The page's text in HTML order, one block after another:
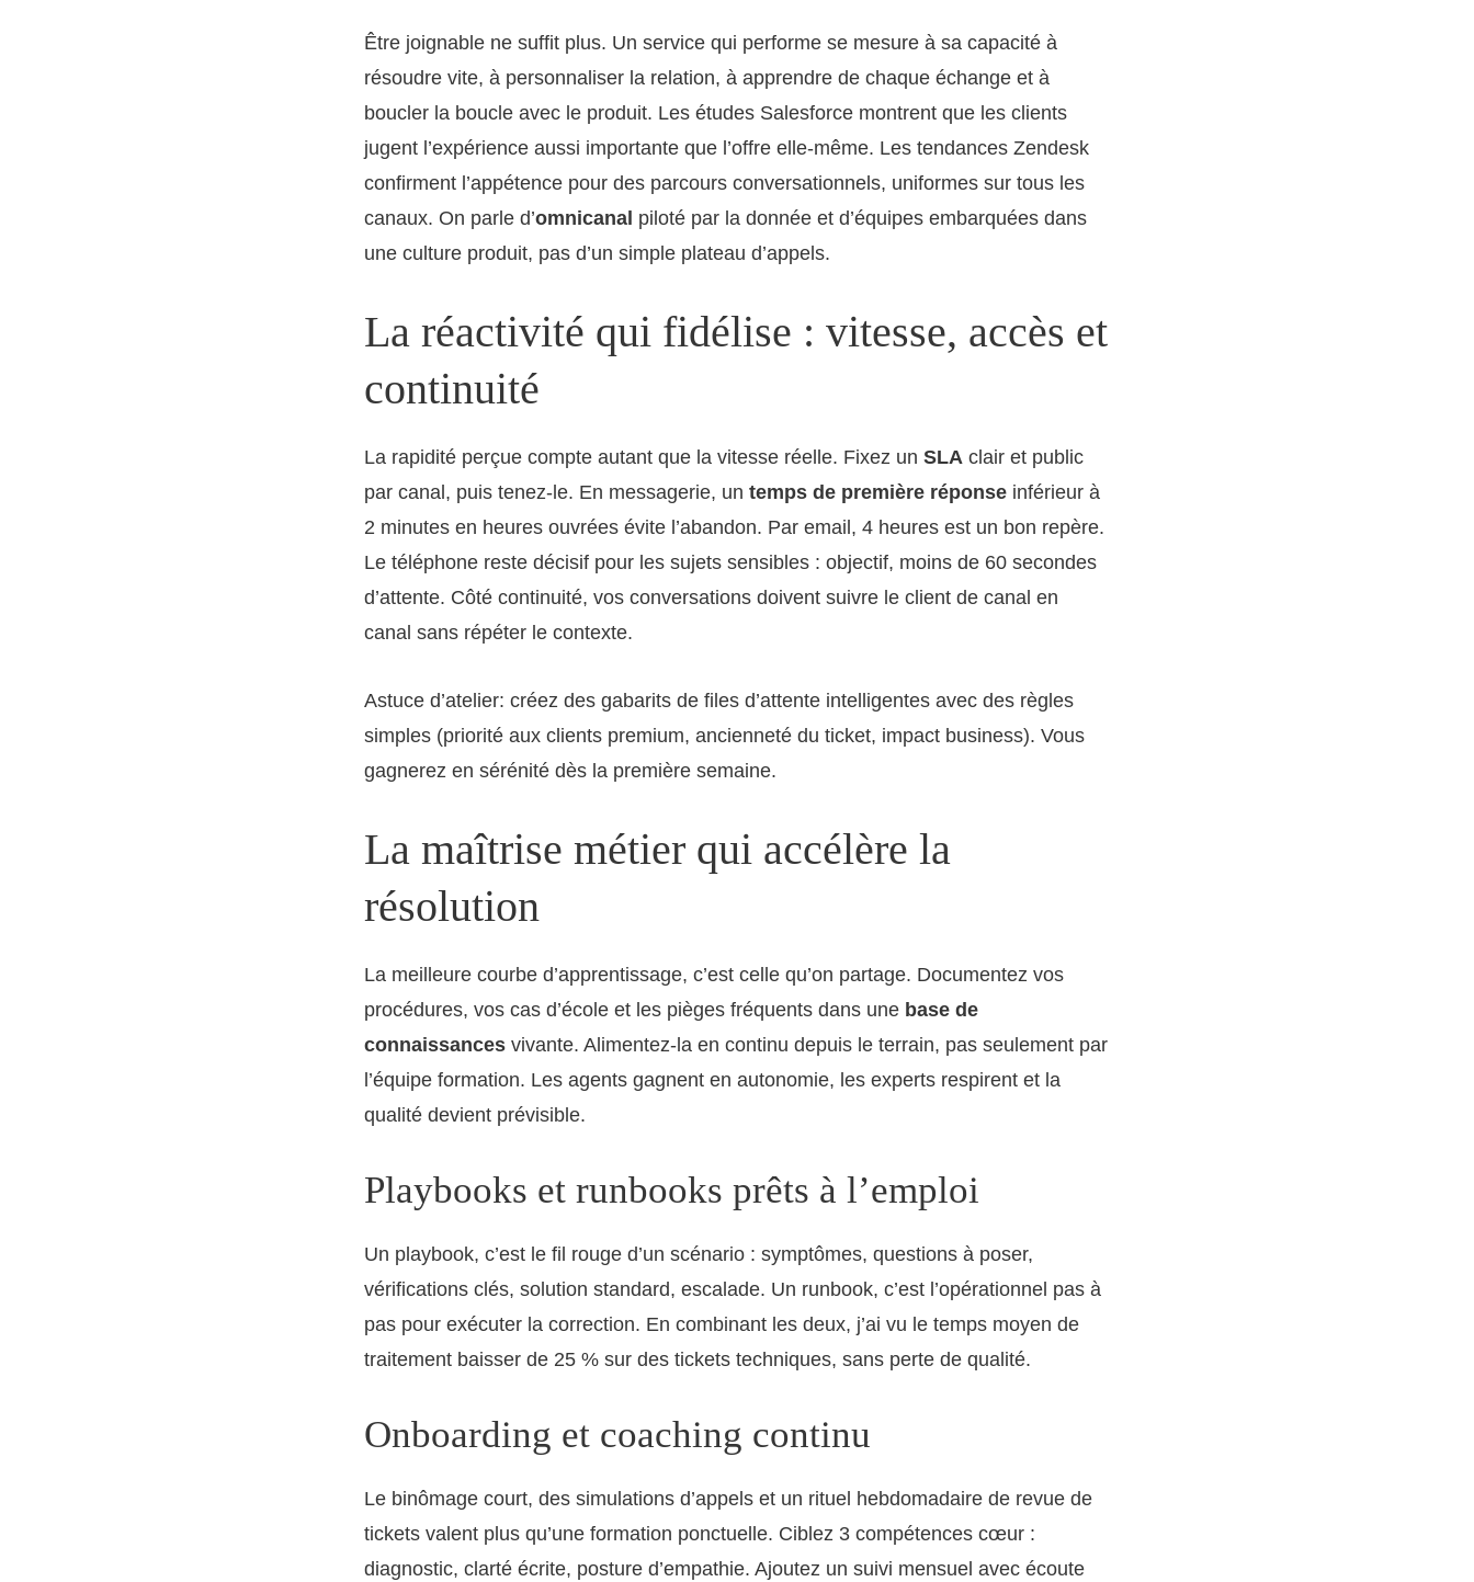
Être joignable ne suffit plus. Un service qui performe se mesure à sa capacité à
résoudre vite, à personnaliser la relation, à apprendre de chaque échange et à
boucler la boucle avec le produit. Les études Salesforce montrent que les clients
jugent l’expérience aussi importante que l’offre elle-même. Les tendances Zendesk
confirment l’appétence pour des parcours conversationnels, uniformes sur tous les
canaux. On parle d’omnicanal piloté par la donnée et d’équipes embarquées dans
une culture produit, pas d’un simple plateau d’appels.
La réactivité qui fidélise : vitesse, accès et
continuité
La rapidité perçue compte autant que la vitesse réelle. Fixez un SLA clair et public
par canal, puis tenez-le. En messagerie, un temps de première réponse inférieur à
2 minutes en heures ouvrées évite l’abandon. Par email, 4 heures est un bon repère.
Le téléphone reste décisif pour les sujets sensibles : objectif, moins de 60 secondes
d’attente. Côté continuité, vos conversations doivent suivre le client de canal en
canal sans répéter le contexte.
Astuce d’atelier: créez des gabarits de files d’attente intelligentes avec des règles
simples (priorité aux clients premium, ancienneté du ticket, impact business). Vous
gagnerez en sérénité dès la première semaine.
La maîtrise métier qui accélère la
résolution
La meilleure courbe d’apprentissage, c’est celle qu’on partage. Documentez vos
procédures, vos cas d’école et les pièges fréquents dans une base de
connaissances vivante. Alimentez-la en continu depuis le terrain, pas seulement par
l’équipe formation. Les agents gagnent en autonomie, les experts respirent et la
qualité devient prévisible.
Playbooks et runbooks prêts à l’emploi
Un playbook, c’est le fil rouge d’un scénario : symptômes, questions à poser,
vérifications clés, solution standard, escalade. Un runbook, c’est l’opérationnel pas à
pas pour exécuter la correction. En combinant les deux, j’ai vu le temps moyen de
traitement baisser de 25 % sur des tickets techniques, sans perte de qualité.
Onboarding et coaching continu
Le binômage court, des simulations d’appels et un rituel hebdomadaire de revue de
tickets valent plus qu’une formation ponctuelle. Ciblez 3 compétences cœur :
diagnostic, clarté écrite, posture d’empathie. Ajoutez un suivi mensuel avec écoute